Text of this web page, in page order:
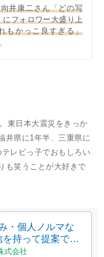
井康二さん「どの写
にフォロワー大盛り上
もかっこ良すぎる」
東日本大震災をきっか
井県に1年半、三重県に
レビっ子でおもしろい
も笑うことが大好きで
・個人ノルマな
持って提案でき
可
式会社